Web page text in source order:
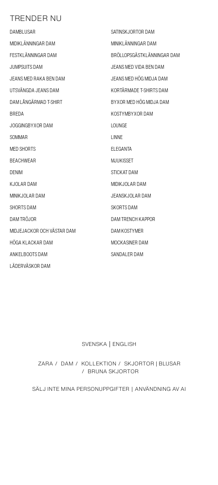
TRENDER NU
DAMBLUSAR
SATINSKJORTOR DAM
MIDIKLÄNNINGAR DAM
MINIKLÄNNINGAR DAM
FESTKLÄNNINGAR DAM
BRÖLLOPSGÄSTKLÄNNINGAR DAM
JUMPSUITS DAM
JEANS MED VIDA BEN DAM
JEANS MED RAKA BEN DAM
JEANS MED HÖG MIDJA DAM
UTSVÄNGDA JEANS DAM
KORTÄRMADE T-SHIRTS DAM
DAM LÅNGÄRMAD T-SHIRT
BYXOR MED HÖG MIDJA DAM
BREDA
KOSTYMBYXOR DAM
JOGGINGBYXOR DAM
LOUNGE
SOMMAR
LINNE
MED SHORTS
ELEGANTA
BEACHWEAR
MJUKISSET
DENIM
STICKAT DAM
KJOLAR DAM
MIDIKJOLAR DAM
MINIKJOLAR DAM
JEANSKJOLAR DAM
SHORTS DAM
SKORTS DAM
DAM TRÖJOR
DAM TRENCH KAPPOR
MIDJEJACKOR OCH VÄSTAR DAM
DAM KOSTYMER
HÖGA KLACKAR DAM
MOCKASINER DAM
ANKELBOOTS DAM
SANDALER DAM
LÄDERVÄSKOR DAM
SÄLJ INTE MINA PERSONUPPGIFTER ANVÄNDNING AV AI
ZARA / DAM / KOLLEKTION / SKJORTOR | BLUSAR
/ BRUNA SKJORTOR
SVENSKA ENGLISH